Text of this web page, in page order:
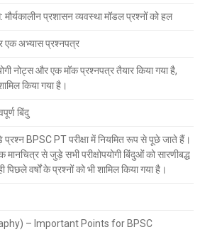
प्रशासन व्यवस्था मॉडल प्रश्नों को हल
एक अभ्यास प्रश्नपत्र
नोट्स और एक मॉक प्रश्नपत्र तैयार किया गया है,
किया गया है।
बिंदु
BPSC PT परीक्षा में नियमित रूप से पूछे जाते हैं।
मानचित्र से जुड़े सभी परीक्षोपयोगी बिंदुओं को सारणीबद्ध
वर्षों के प्रश्नों को भी शामिल किया गया है।
– Important Points for BPSC